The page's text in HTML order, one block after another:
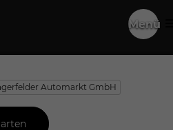
Menü
Automarkt GmbH